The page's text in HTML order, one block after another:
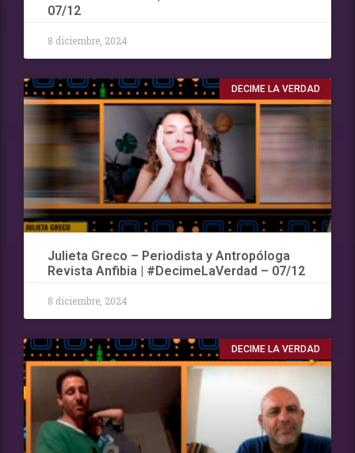
07/12
8 diciembre, 2024
DECIME LA VERDAD
Julieta Greco – Periodista y Antropóloga
Revista Anfibia | #DecimeLaVerdad – 07/12
8 diciembre, 2024
DECIME LA VERDAD